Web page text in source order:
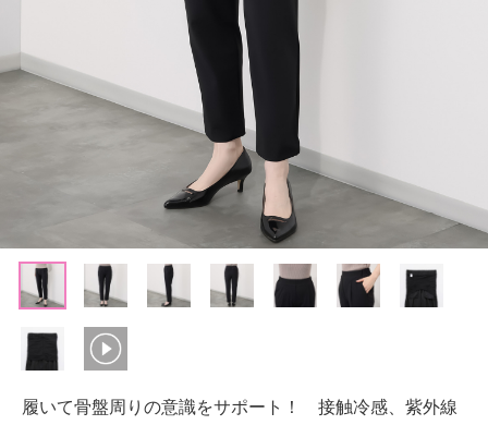
履いて骨盤周りの意識をサポート！ 接触冷感、紫外線